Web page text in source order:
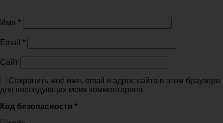
Имя *
Email *
Сайт
Сохранить моё имя, email и адрес сайта в этом браузере
для последующих моих комментариев.
Код безопасности *